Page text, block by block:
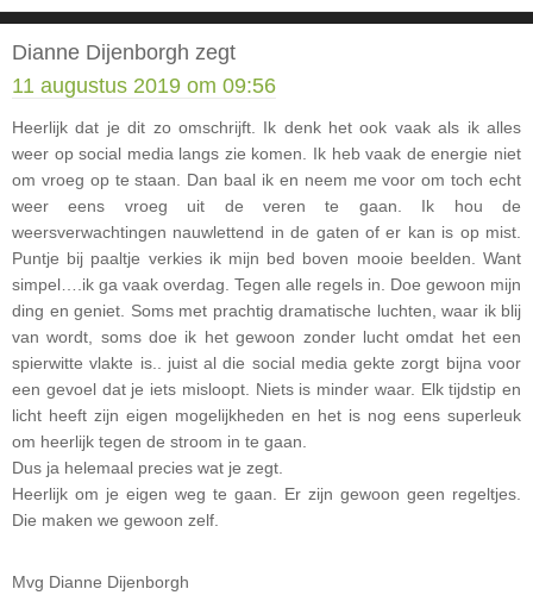
Dianne Dijenborgh zegt
11 augustus 2019 om 09:56
Heerlijk dat je dit zo omschrijft. Ik denk het ook vaak als ik alles
weer op social media langs zie komen. Ik heb vaak de energie niet
om vroeg op te staan. Dan baal ik en neem me voor om toch echt
weer eens vroeg uit de veren te gaan. Ik hou de
weersverwachtingen nauwlettend in de gaten of er kan is op mist.
Puntje bij paaltje verkies ik mijn bed boven mooie beelden. Want
simpel….ik ga vaak overdag. Tegen alle regels in. Doe gewoon mijn
ding en geniet. Soms met prachtig dramatische luchten, waar ik blij
van wordt, soms doe ik het gewoon zonder lucht omdat het een
spierwitte vlakte is.. juist al die social media gekte zorgt bijna voor
een gevoel dat je iets misloopt. Niets is minder waar. Elk tijdstip en
licht heeft zijn eigen mogelijkheden en het is nog eens superleuk
om heerlijk tegen de stroom in te gaan.
Dus ja helemaal precies wat je zegt.
Heerlijk om je eigen weg te gaan. Er zijn gewoon geen regeltjes.
Die maken we gewoon zelf.
Mvg Dianne Dijenborgh